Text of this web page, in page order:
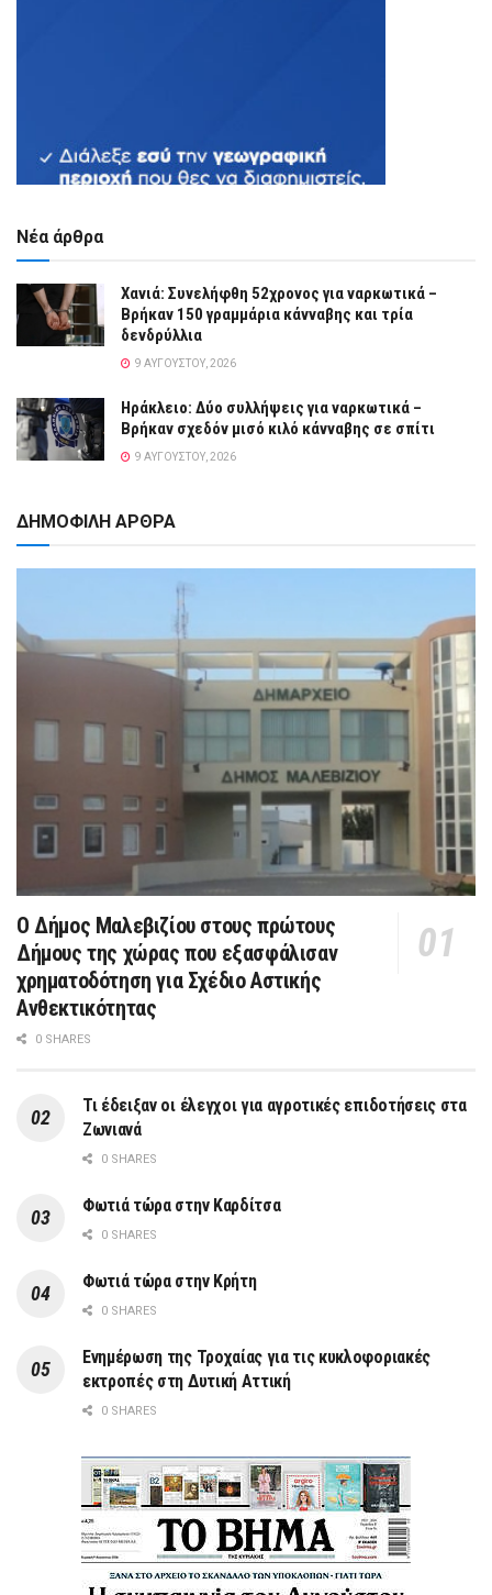
Νέα άρθρα
Χανιά: Συνελήφθη 52χρονος για ναρκωτικά –
Βρήκαν 150 γραμμάρια κάνναβης και τρία
δενδρύλλια
9 ΑΥΓΟΎΣΤΟΥ, 2026
Ηράκλειο: Δύο συλλήψεις για ναρκωτικά –
Βρήκαν σχεδόν μισό κιλό κάνναβης σε σπίτι
9 ΑΥΓΟΎΣΤΟΥ, 2026
ΔΗΜΟΦΙΛΗ ΑΡΘΡΑ
Ο Δήμος Μαλεβιζίου στους πρώτους
Δήμους της χώρας που εξασφάλισαν
χρηματοδότηση για Σχέδιο Αστικής
Ανθεκτικότητας
0 SHARES
Τι έδειξαν οι έλεγχοι για αγροτικές επιδοτήσεις στα
Ζωνιανά
0 SHARES
Φωτιά τώρα στην Καρδίτσα
0 SHARES
Φωτιά τώρα στην Κρήτη
0 SHARES
Ενημέρωση της Τροχαίας για τις κυκλοφοριακές
εκτροπές στη Δυτική Αττική
0 SHARES